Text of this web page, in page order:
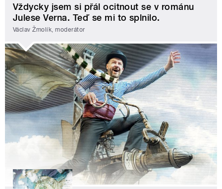
Vždycky jsem si přál ocitnout se v románu
Julese Verna. Teď se mi to splnilo.
Václav Žmolík, moderátor